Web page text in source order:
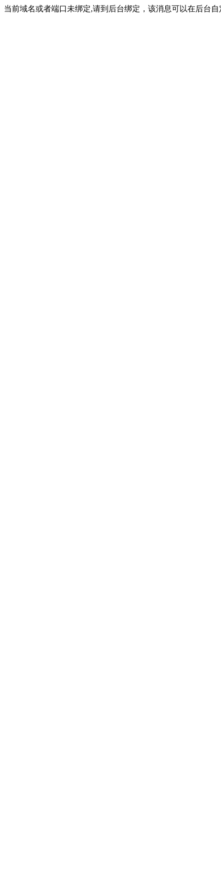
当前域名或者端口未绑定,请到后台绑定，该消息可以在后台自